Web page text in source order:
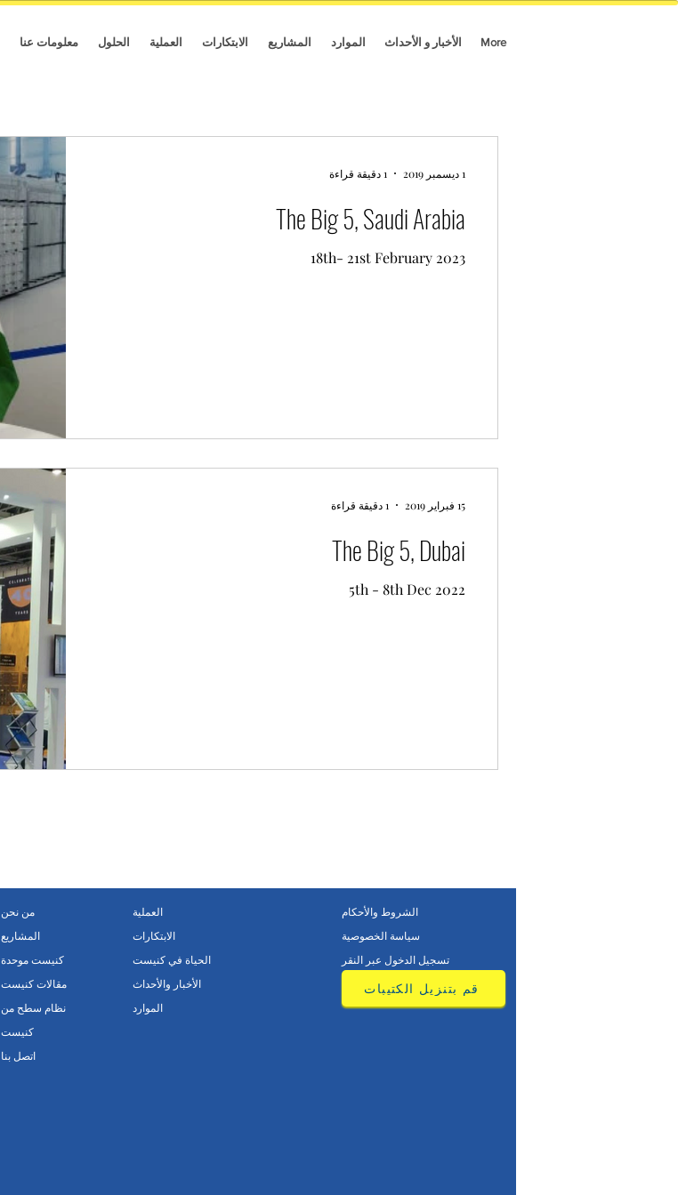
معلومات عنا الحلول العملية الابتكارات المشاريع الموارد الأخبار و الأحداث More
The Big 5, Saudi Arabia
18th- 21st February 2023
1 ديسمبر 2019 1 دقيقة قراءة
The Big 5, Dubai
5th - 8th Dec 2022
15 فبراير 2019 1 دقيقة قراءة
من نحن
المشاريع
كنيست موحدة
مقالات كنيست
نظام سطح من
كنيست
اتصل بنا
العملية
الابتكارات
الحياة في كنيست
الأخبار والأحداث
الموارد
الشروط والأحكام
سياسة الخصوصية
تسجيل الدخول عبر النقر
قم بتنزيل الكتيبات